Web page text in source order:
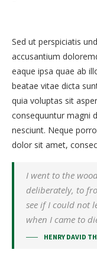
Sed ut perspiciatis
accusantium
eaque ipsa quae ab
beatae vitae dicta
quia voluptas sit
consequuntur magni
nesciunt. Neque
dolor sit amet,
I went to the
deliberately, to
see if I could not
when I came to
HENRY DAVID